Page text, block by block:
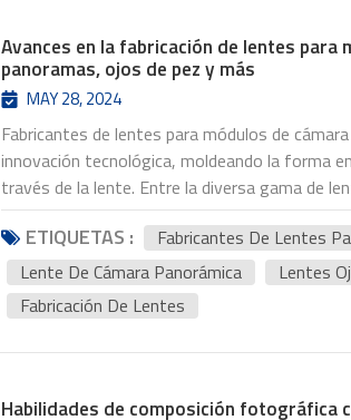
Avances en la fabricación de lentes para
panoramas, ojos de pez y más
MAY 28, 2024
Fabricantes de lentes para módulos de
innovación tecnológica, moldeando la forma
través de la lente. Entre la diversa gama de
panorámica y lentes de ojo de pez
igualmente atractivas, cada una de las cuales
creativas únicas.Los objetivos panorámicos
panorámicas y paisajes imponentes,
del entorno en una sola imagen. Estos
técnicas de proyección especializadas para
lejanos.La evolución de los objetivos
ETIQUETAS :
Fabricantes De Lentes
Lente De Cámara Panorámica
Lentes
Fabricación De Lentes
Habilidades de composición fotográfica